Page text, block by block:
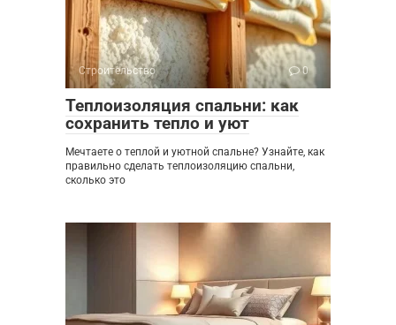
Строительство 0
Теплоизоляция спальни: как
сохранить тепло и уют
Мечтаете о теплой и уютной спальне? Узнайте, как
правильно сделать теплоизоляцию спальни,
сколько это